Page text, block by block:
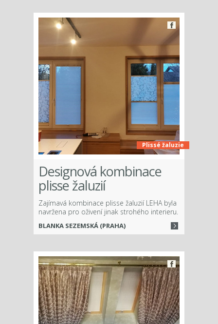
Plissé žaluzie
Designová kombinace
plisse žaluzií
Zajímavá kombinace plisse žaluzií LEHA byla
navržena pro oživení jinak strohého interieru.
BLANKA SEZEMSKÁ (PRAHA)